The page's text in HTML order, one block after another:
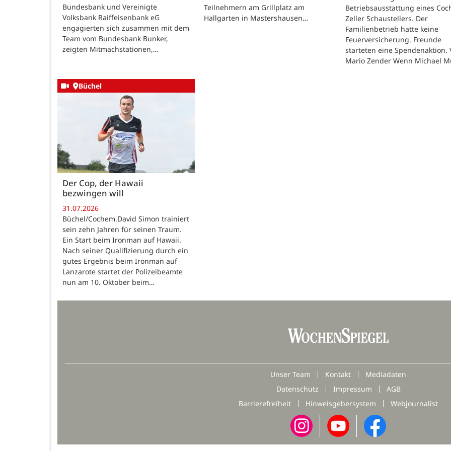
Bundesbank und Vereinigte
Volksbank Raiffeisenbank eG
engagierten sich zusammen mit dem
Team vom Bundesbank Bunker,
zeigten Mitmachstationen,…
Teilnehmern am Grillplatz am
Hallgarten in Mastershausen…
Betriebsausstattung eines
Zeller Schaustellers. Der
Familienbetrieb hatte keine
Feuerversicherung. Freunde
starteten eine Spendenaktion.
Mario Zender Wenn Michael
Büchel
Der Cop, der Hawaii
bezwingen will
31.07.2026
Büchel/Cochem.David Simon trainiert
sein zehn Jahren für seinen Traum.
Ein Start beim Ironman auf Hawaii.
Nach seiner Qualifizierung durch ein
gutes Ergebnis beim Ironman auf
Lanzarote startet der Polizeibeamte
nun am 10. Oktober beim…
Unser Team Kontakt
Mediadaten
Datenschutz
Impressum
AGB
Barrierefreiheit
Hinweisgebersystem Webjournalist